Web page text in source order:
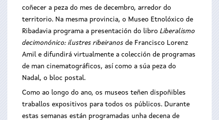
coñecer a peza do mes de decembro, arredor do
territorio. Na mesma provincia, o Museo Etnolóxico de
Ribadavia programa a presentación do libro Liberalismo
decimonónico: ilustres ribeiranos de Francisco Lorenz
Amil e difundirá virtualmente a colección de programas
de man cinematográficos, así como a súa peza do
Nadal, o bloc postal.
Como ao longo do ano, os museos teñen dispoñibles
traballos expositivos para todos os públicos. Durante
estas semanas están programadas unha decena de